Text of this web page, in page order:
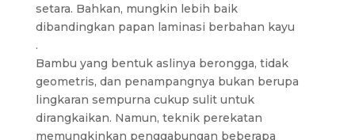
setara. Bahkan, mungkin lebih baik
dibandingkan papan laminasi berbahan kayu
.
Bambu yang bentuk aslinya berongga, tidak
geometris, dan penampangnya bukan berupa
lingkaran sempurna cukup sulit untuk
dirangkaikan. Namun, teknik perekatan
memungkinkan penggabungan beberapa